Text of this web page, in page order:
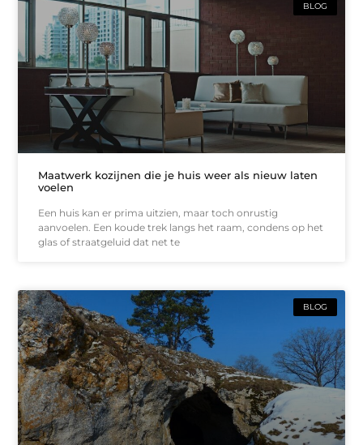
BLOG
Maatwerk kozijnen die je huis weer als nieuw laten
voelen
Een huis kan er prima uitzien, maar toch onrustig
aanvoelen. Een koude trek langs het raam, condens op het
glas of straatgeluid dat net te
BLOG